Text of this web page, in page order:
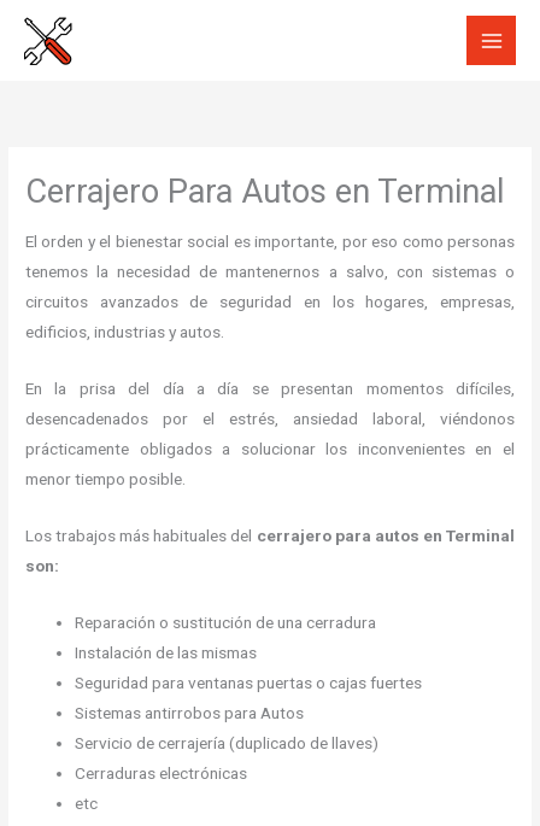
Cerrajero Para Autos en Terminal
El orden y el bienestar social es importante, por eso como personas
tenemos la necesidad de mantenernos a salvo, con sistemas o
circuitos avanzados de seguridad en los hogares, empresas,
edificios, industrias y autos.
En la prisa del día a día se presentan momentos difíciles,
desencadenados por el estrés, ansiedad laboral, viéndonos
prácticamente obligados a solucionar los inconvenientes en el
menor tiempo posible.
Los trabajos más habituales del cerrajero para autos en Terminal
son:
Reparación o sustitución de una cerradura
Instalación de las mismas
Seguridad para ventanas puertas o cajas fuertes
Sistemas antirrobos para Autos
Servicio de cerrajería (duplicado de llaves)
Cerraduras electrónicas
etc